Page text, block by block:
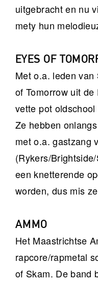
uitgebracht en nu
mety hun
EYES OF
Met o.a. leden
of Tomorrow uit
vette pot
Ze hebben
met o.a. gastzang
(Rykers/
een knetterende
worden, dus mis
AMMO
Het Maastrichtse
rapcore/rapmetal
of Skam. De band